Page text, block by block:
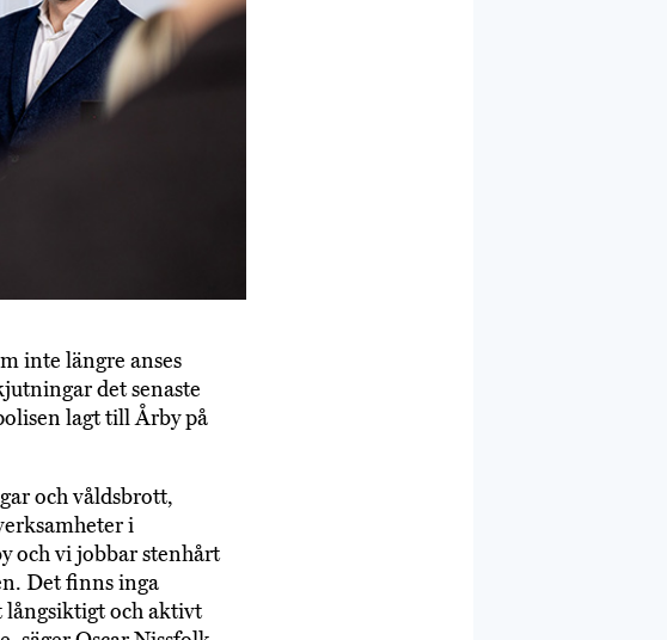
inte längre anses
det senaste
lagt till Årby på
och våldsbrott,
i
och vi jobbar stenhårt
Det finns inga
långsiktigt och aktivt